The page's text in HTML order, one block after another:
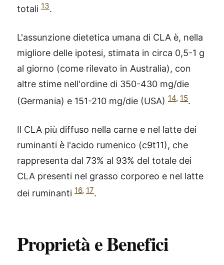
totali 13.
L'assunzione dietetica umana di CLA è, nella
migliore delle ipotesi, stimata in circa 0,5-1 g
al giorno (come rilevato in Australia), con
altre stime nell'ordine di 350-430 mg/die
(Germania) e 151-210 mg/die (USA) 14, 15.
Il CLA più diffuso nella carne e nel latte dei
ruminanti è l'acido rumenico (c9t11), che
rappresenta dal 73% al 93% del totale dei
CLA presenti nel grasso corporeo e nel latte
dei ruminanti 16, 17.
Proprietà e Benefici